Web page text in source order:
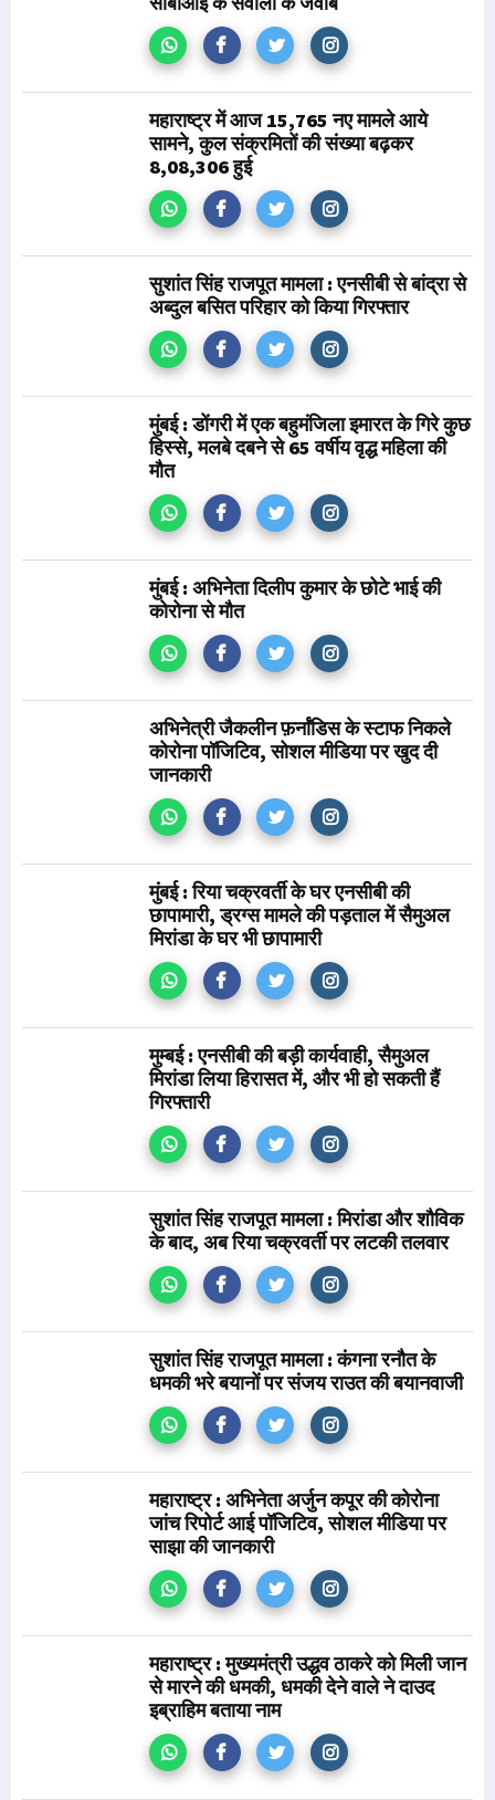
महाराष्ट्र में आज 15,765 नए मामले आये
सामने, कुल संक्रमितों की संख्या बढ़कर
8,08,306 हुई
सुशांत सिंह राजपूत मामला : एनसीबी से बांद्रा से
अब्दुल बसित परिहार को किया गिरफ्तार
मुंबई : डोंगरी में एक बहुमंजिला इमारत के गिरे कुछ
हिस्से, मलबे दबने से 65 वर्षीय वृद्ध महिला की
मौत
मुंबई : अभिनेता दिलीप ​कुमार के छोटे भाई की
कोरोना से मौत
अभिनेत्री जैकलीन फ़र्नांडिस के स्टाफ निकले
कोरोना पॉजिटिव, सोशल मीडिया पर खुद दी
जानकारी
मुंबई : रिया चक्रवर्ती के घर एनसीबी की
छापामारी, ड्रग्स मामले की पड़ताल में सैमुअल
मिरांडा के घर भी छापामारी
मुम्बई : एनसीबी की बड़ी कार्यवाही, सैमुअल
मिरांडा लिया हिरासत में, और भी हो सकती हैं
गिरफ्तारी
सुशांत सिंह राजपूत मामला : मिरांडा और शौविक
के बाद, अब रिया चक्रवर्ती पर लटकी तलवार
सुशांत सिंह राजपूत मामला : कंगना रनौत के
धमकी भरे बयानों पर संजय राउत की बयानवाजी
महाराष्ट्र : अभिनेता अर्जुन कपूर की कोरोना
जांच रिपोर्ट आई पॉजिटिव, सोशल मीडिया पर
साझा की जानकारी
महाराष्ट्र : मुख्यमंत्री उद्धव ठाकरे को मिली जान
से मारने की धमकी, धमकी देने वाले ने दाउद
इब्राहिम बताया नाम